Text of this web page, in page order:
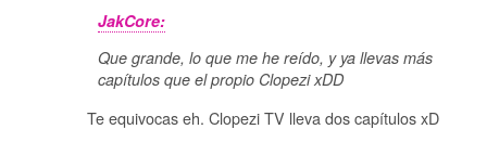
JakCore:
Que grande, lo que me he reído, y ya llevas más
capítulos que el propio Clopezi xDD
Te equivocas eh. Clopezi TV lleva dos capítulos xD